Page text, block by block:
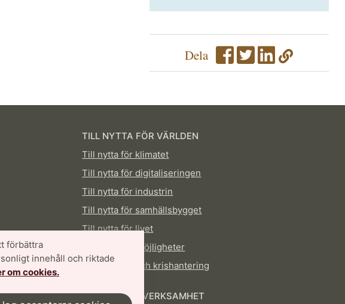
förbättra
innehåll och riktade
om cookies.
Dela
TILL NYTTA FÖR VÄRLDEN
Till nytta för klimatet
Till nytta för digitaliseringen
Till nytta för industrin
Till nytta för samhällsbygget
Till nytta för livet
Material och möjligheter
Totalförsvar och krishantering
PEDAGOGISK VERKSAMHET